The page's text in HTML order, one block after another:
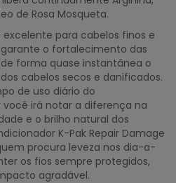
de Rosa Mosqueta.
excelente para cabelos finos e
o fortalecimento das
forma quase instantânea o
cabelos secos e danificados.
de uso diário do
você irá notar a diferença na
e o brilho natural dos
K-Pak Repair Damage
procura leveza nos dia-a-
os fios sempre protegidos,
agradável.